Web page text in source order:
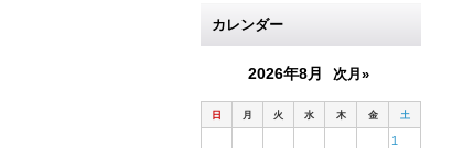
カレンダー
2026年8月 次月»
日 月 火 水 木 金 土
1